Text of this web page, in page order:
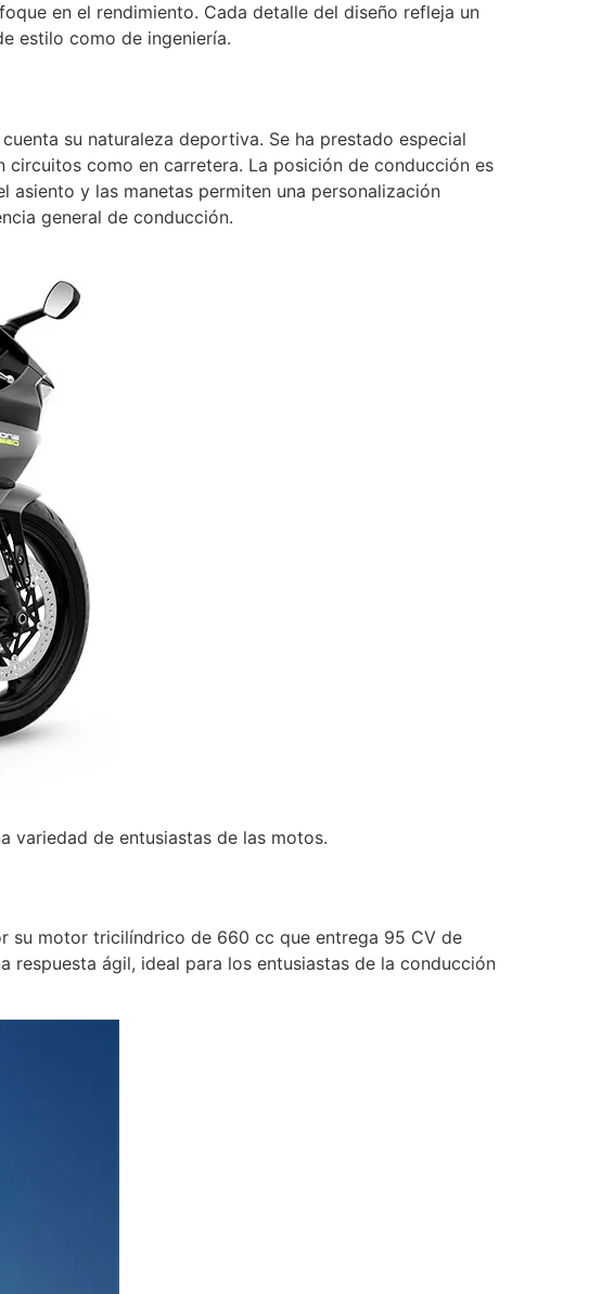
en el rendimiento. Cada detalle del diseño refleja un
estilo como de ingeniería.
su naturaleza deportiva. Se ha prestado especial
como en carretera. La posición de conducción es
y las manetas permiten una personalización
general de conducción.
variedad de entusiastas de las motos.
su motor tricilíndrico de 660 cc que entrega 95 CV de
ágil, ideal para los entusiastas de la conducción